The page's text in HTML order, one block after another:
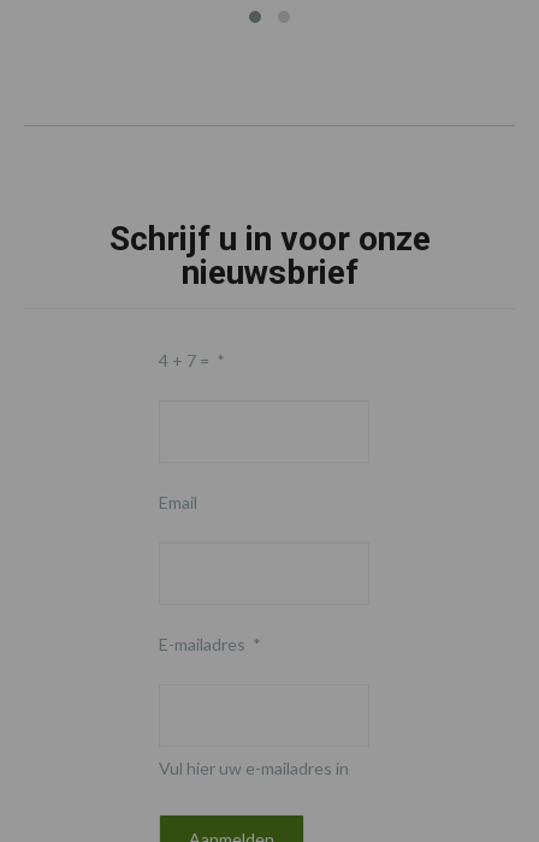
Schrijf u in voor onze
nieuwsbrief
4 + 7 = *
Email
E-mailadres *
Vul hier uw e-mailadres in